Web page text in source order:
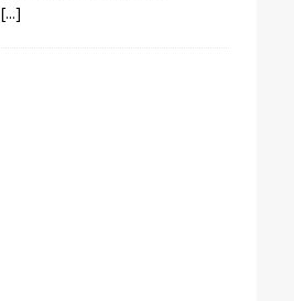
[...]